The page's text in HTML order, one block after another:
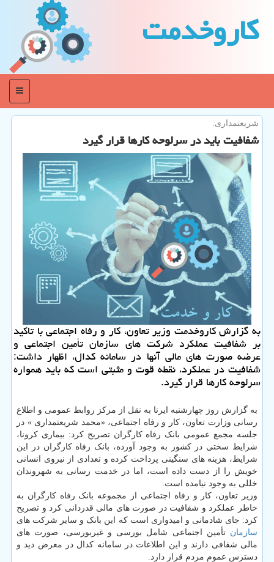
كاروخدمت
منو
شریعتمداری:
شفافیت باید در سرلوحه كارها قرار گیرد
به گزارش كاروخدمت وزیر تعاون، كار و رفاه اجتماعی با تاكید
بر شفافیت عملكرد شركت های سازمان تأمین اجتماعی و
عرضه صورت های مالی آنها در سامانه كدال، اظهار داشت:
شفافیت در عملكرد، نقطه قوت و مثبتی است كه باید همواره
سرلوحه كارها قرار گیرد.
به گزارش روز چهارشنبه ایرنا به نقل از مرکز روابط عمومی و اطلاع
رسانی وزارت تعاون، کار و رفاه اجتماعی، «محمد شریعتمداری » در
جلسه مجمع عمومی بانک رفاه کارگران تصریح کرد: بیماری کرونا،
شرایط سختی در کشور به وجود آورده، بانک رفاه کارگران در این
شرایط، هزینه های سنگینی پرداخت کرده و تعدادی از نیروی انسانی
خویش را از دست داده است، اما در خدمت رسانی به شهروندان
خللی به وجود نیامده است.
وزیر تعاون، کار و رفاه اجتماعی از مجموعه بانک رفاه کارگران به
خاطر عملکرد و شفافیت در صورت های مالی قدردانی کرد و تصریح
کرد: جای شادمانی و امیدواری است که این بانک و سایر شرکت های
سازمان تأمین اجتماعی شامل بورسی و غیربورسی، صورت های
مالی شفافی دارند و این اطلاعات در سامانه کدال در معرض دید و
دسترس عموم مردم قرار دارد.